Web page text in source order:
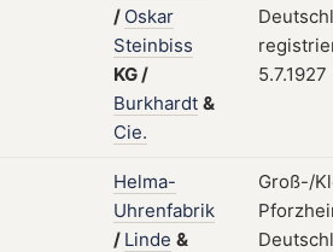
/ Oskar
Steinbiss
KG/
Burkhardt &
Cie.
5.7.1927
Helma-
Uhrenfabrik
/ Linde &
Groß-/